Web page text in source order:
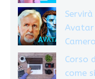
Avatar
Corso
come